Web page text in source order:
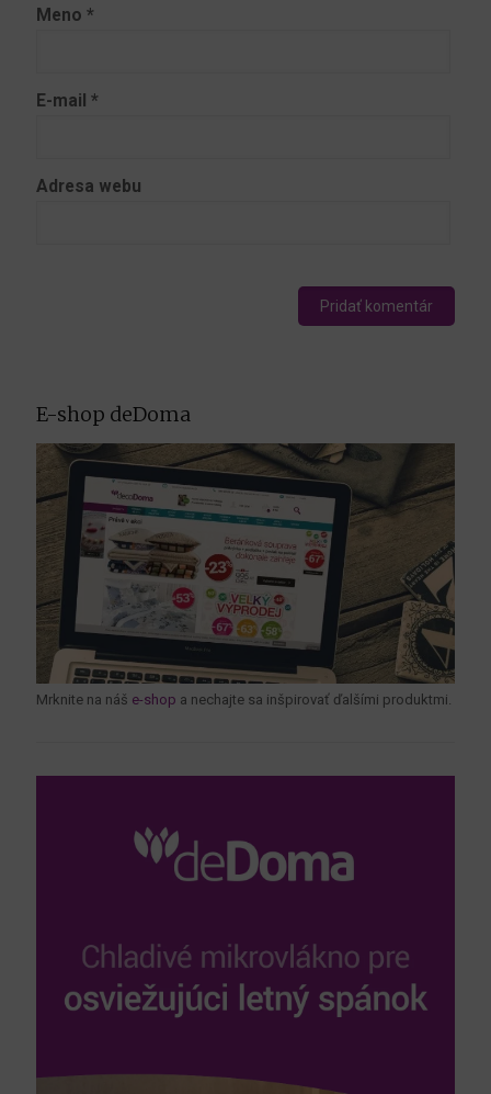
Meno *
E-mail *
Adresa webu
E-shop deDoma
Mrknite na náš e-shop a nechajte sa inšpirovať ďalšími produktmi.